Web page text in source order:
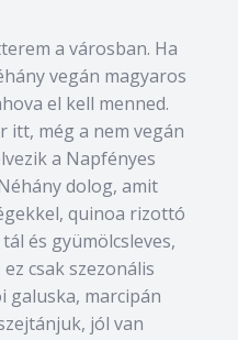
a városban. Ha
vegán magyaros
el kell menned.
itt, még a nem vegán
a Napfényes
dolog, amit
quinoa rizottó
és gyümölcsleves,
csak szezonális
galuska, marcipán
jól van